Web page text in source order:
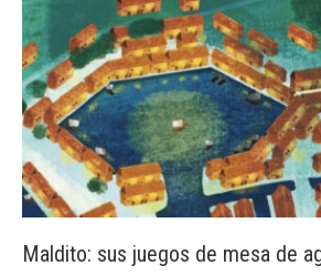
Maldito: sus juegos de mesa de